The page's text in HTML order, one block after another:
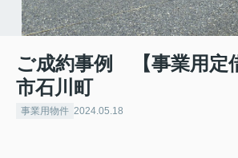
ご成約事例 【事業用定
市石川町
事業用物件 2024.05.18